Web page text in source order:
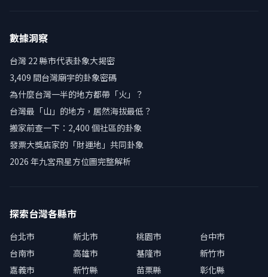
數據洞察
台灣 22 縣市代表卦象大揭密
3,409 間台灣廟宇的卦象密碼
為什麼台灣一半的地方都帶「火」？
台灣最「山」的地方，居然海拔最低？
搬家前查一下：2,400 個社區的卦象
發票大獎店家的「財運地」共同卦象
2026 年九宮飛星方位圖完整解析
探索台灣各縣市
台北市 新北市 桃園市
台中市
台南市
高雄市 基隆市
新竹市
嘉義市
新竹縣 苗栗縣
彰化縣